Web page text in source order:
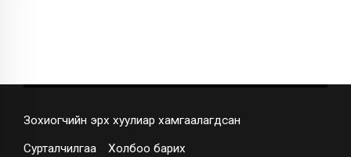
Зохиогчийн эрх хуулиар хамгаалагдсан
Сурталчилгаа Холбоо барих